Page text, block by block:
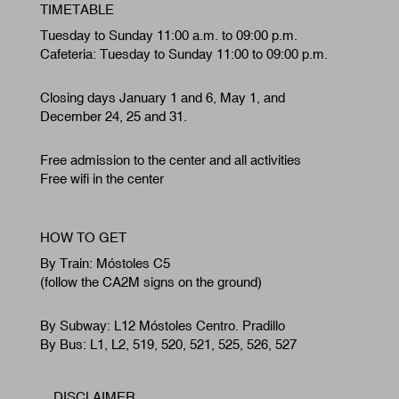
TIMETABLE
Tuesday to Sunday 11:00 a.m. to 09:00 p.m.
Cafeteria: Tuesday to Sunday 11:00 to 09:00 p.m.
Closing days January 1 and 6, May 1, and
December 24, 25 and 31.
Free admission to the center and all activities
Free wifi in the center
HOW TO GET
By Train: Móstoles C5
(follow the CA2M signs on the ground)
By Subway: L12 Móstoles Centro. Pradillo
By Bus: L1, L2, 519, 520, 521, 525, 526, 527